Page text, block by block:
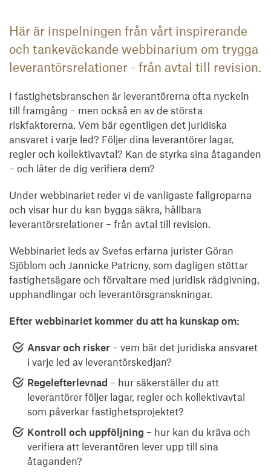
Här är inspelningen från vårt inspirerande
och tankeväckande webbinarium om trygga
leverantörsrelationer - från avtal till revision.
I fastighetsbranschen är leverantörerna ofta nyckeln
till framgång – men också en av de största
riskfaktorerna. Vem bär egentligen det juridiska
ansvaret i varje led? Följer dina leverantörer lagar,
regler och kollektivavtal? Kan de styrka sina åtaganden
– och låter de dig verifiera dem?
Under webbinariet reder vi de vanligaste fallgroparna
och visar hur du kan bygga säkra, hållbara
leverantörsrelationer – från avtal till revision.
Webbinariet leds av Svefas erfarna jurister Göran
Sjöblom och Jannicke Patricny, som dagligen stöttar
fastighetsägare och förvaltare med juridisk rådgivning,
upphandlingar och leverantörsgranskningar.
Efter webbinariet kommer du att ha kunskap om:
Ansvar och risker – vem bär det juridiska ansvaret
i varje led av leverantörskedjan?
Regelefterlevnad – hur säkerställer du att
leverantörer följer lagar, regler och kollektivavtal
som påverkar fastighetsprojektet?
Kontroll och uppföljning – hur kan du kräva och
verifiera att leverantören lever upp till sina
åtaganden?